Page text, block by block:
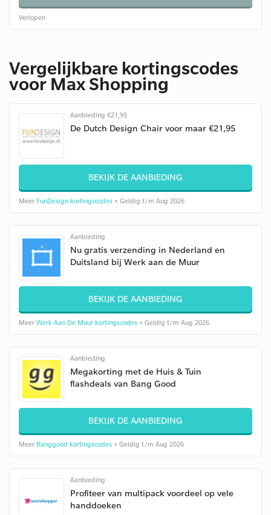
Verlopen
Vergelijkbare kortingscodes
voor Max Shopping
Aanbieding €21,95
De Dutch Design Chair voor maar €21,95
BEKIJK DE AANBIEDING
Meer FunDesign kortingscodes • Geldig t/m Aug 2026
Aanbieding
Nu gratis verzending in Nederland en
Duitsland bij Werk aan de Muur
BEKIJK DE AANBIEDING
Meer Werk Aan De Muur kortingscodes • Geldig t/m Aug 2026
Aanbieding
Megakorting met de Huis & Tuin
flashdeals van Bang Good
BEKIJK DE AANBIEDING
Meer Banggood kortingscodes • Geldig t/m Aug 2026
Aanbieding
Profiteer van multipack voordeel op vele
handdoeken